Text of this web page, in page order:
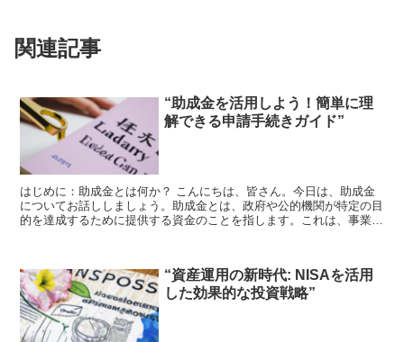
関連記事
“助成金を活用しよう！簡単に理
解できる申請手続きガイド”
はじめに：助成金とは何か？ こんにちは、皆さん。今日は、助成金
についてお話ししましょう。助成金とは、政府や公的機関が特定の目
的を達成するために提供する資金のことを指します。これは、事業を
“資産運用の新時代: NISAを活用
した効果的な投資戦略”